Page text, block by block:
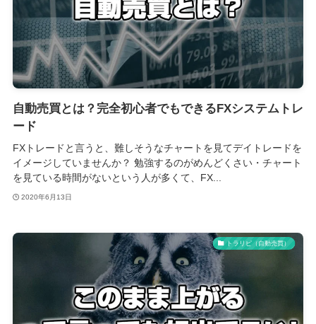
自動売買とは？完全初心者でもできるFXシステムトレ
ード
FXトレードと言うと、難しそうなチャートを見てデイトレードを
イメージしていませんか？ 勉強するのがめんどくさい・チャート
を見ている時間がないという人が多くて、FX...
2020年6月13日
トラリピ（自動売買）